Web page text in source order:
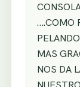
….COMO
MAS
NOS DA